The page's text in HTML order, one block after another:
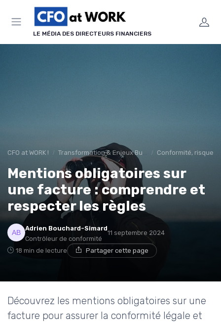
LE MÉDIA DES DIRECTEURS FINANCIERS
CFO at WORK ! Transformation & Enjeux Business Conformité, risques
Mentions obligatoires sur
une facture : comprendre et
respecter les règles
Adrien Bouchard-Simard
Contrôleur de conformité
11 septembre 2024
18 min de lecture Partager cette page
Découvrez les mentions obligatoires sur une
facture pour assurer la conformité légale et
Panneau de gestion des cookies